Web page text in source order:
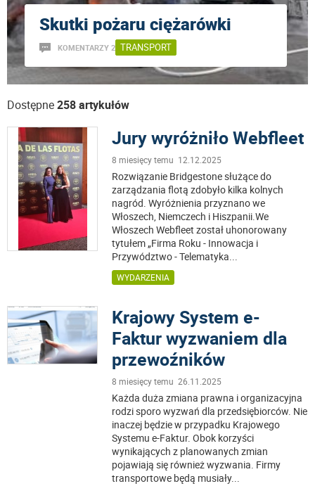
Skutki pożaru ciężarówki
KOMENTARZY 2 TRANSPORT
Dostępne258 artykułów
Jury wyróżniło Webfleet
8 miesięcy temu 12.12.2025
Rozwiązanie Bridgestone służące do
zarządzania flotą zdobyło kilka kolnych
nagród. Wyróżnienia przyznano we
Włoszech, Niemczech i Hiszpanii.We
Włoszech Webfleet został uhonorowany
tytułem „Firma Roku - Innowacja i
Przywództwo - Telematyka...
WYDARZENIA
Krajowy System e-
Faktur wyzwaniem dla
przewoźników
8 miesięcy temu 26.11.2025
Każda duża zmiana prawna i organizacyjna
rodzi sporo wyzwań dla przedsiębiorców. Nie
inaczej będzie w przypadku Krajowego
Systemu e-Faktur. Obok korzyści
wynikających z planowanych zmian
pojawiają się również wyzwania. Firmy
transportowe będą musiały...